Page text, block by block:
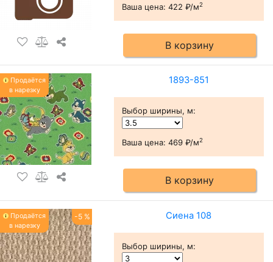
Ваша цена: 422 ₽/м2
В корзину
Продаётся
в нарезку
1893-851
Выбор ширины, м:
Ваша цена: 469 ₽/м2
В корзину
-5 %
Продаётся
в нарезку
Сиена 108
Выбор ширины, м: